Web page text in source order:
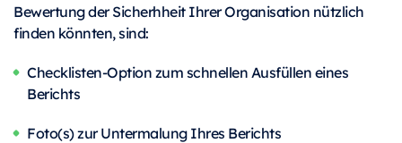
Bewertung der Sicherhheit Ihrer Organisation nützlich
finden könnten, sind:
Checklisten-Option zum schnellen Ausfüllen eines
Berichts
Foto(s) zur Untermalung Ihres Berichts